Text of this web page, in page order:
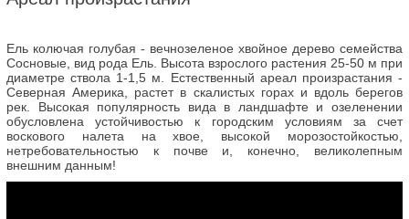
Ель колючая голубая - вечнозеленое хвойное дерево семейства
Сосновые, вид рода Ель. Высота взрослого растения 25-50 м при
диаметре ствола 1-1,5 м. Естественный ареал произрастания -
Северная Америка, растет в скалистых горах и вдоль берегов
рек. Высокая популярность вида в ландшафте и озеленении
обусловлена устойчивостью к городским условиям за счет
воскового налета на хвое, высокой морозостойкостью,
нетребовательностью к почве и, конечно, великолепным
внешним данным!